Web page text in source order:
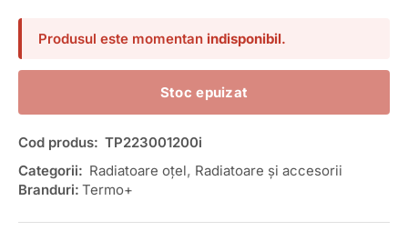
Produsul este momentan indisponibil.
Stoc epuizat
Cod produs: TP223001200i
Categorii: Radiatoare oțel, Radiatoare și accesorii
Branduri: Termo+